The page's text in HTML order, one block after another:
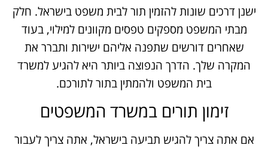
ישנן דרכים שונות להזמין תור לבית משפט בישראל. חלק
מבתי המשפט מספקים טפסים מקוונים למילוי, בעוד
שאחרים דורשים שתפנה אליהם ישירות ותברר את
המקרה שלך. הדרך הנפוצה ביותר היא להגיע למשרד
בית המשפט ולהמתין בתור לתורכם.
זימון תורים במשרד המשפטים
אם אתה צריך להגיש תביעה בישראל, אתה צריך לעבור